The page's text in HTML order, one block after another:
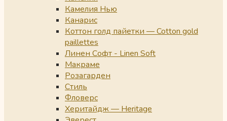
Камелия Нью
Канарис
Коттон голд пайетки — Cotton gold
paillettes
Линен Софт - Linen Soft
Макраме
Розагарден
Стиль
Фловерс
Херитайдж — Heritage